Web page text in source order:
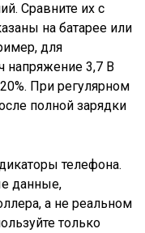
Сравните их с
на батарее или
для
напряжение 3,7 В
При регулярном
полной зарядки
телефона.
данные,
а не реальном
только